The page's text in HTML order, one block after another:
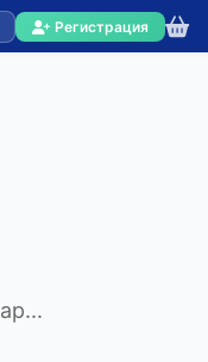
Регистрация